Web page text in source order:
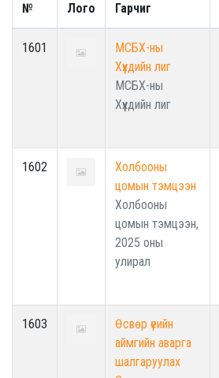
№ Лого Гарчиг
1601
МСБХ-ны
Хүүхдийн лиг
МСБХ-ны
Хүүхдийн лиг
1602
Холбооны
цомын тэмцээн
Холбооны
цомын тэмцээн,
2025 оны
улирал
1603
Өсвөр үеийн
аймгийн аварга
шалгаруулах